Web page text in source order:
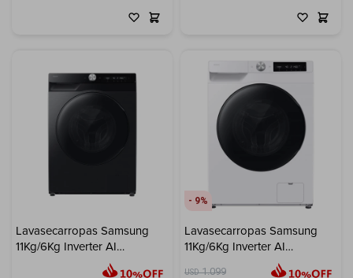
Lavasecarropas Samsung
11Kg/6Kg Inverter AI
9
Lavasecarropas Samsung
11Kg/6Kg Inverter AI
Ecobubble - White
USD 1.099